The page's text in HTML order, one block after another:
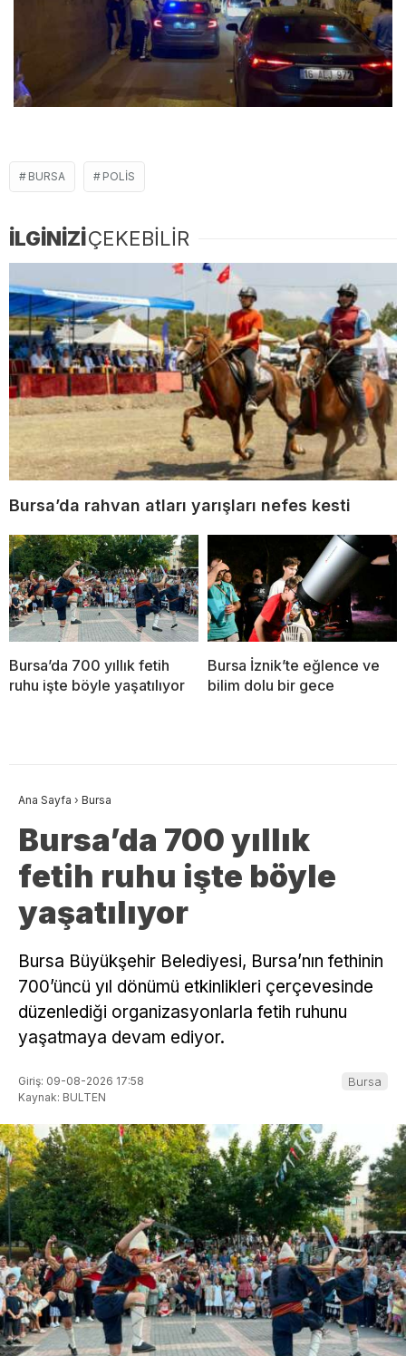
BURSA POLIS
İLGİNİZİÇEKEBİLİR
Bursa’da rahvan atları yarışları nefes kesti
Bursa’da 700 yıllık fetih
ruhu işte böyle yaşatılıyor
Bursa İznik’te eğlence ve
bilim dolu bir gece
Ana Sayfa › Bursa
Bursa’da 700 yıllık
fetih ruhu işte böyle
yaşatılıyor
Bursa Büyükşehir Belediyesi, Bursa’nın fethinin
700’üncü yıl dönümü etkinlikleri çerçevesinde
düzenlediği organizasyonlarla fetih ruhunu
yaşatmaya devam ediyor.
Giriş: 09-08-2026 17:58
Kaynak: BULTEN
Bursa